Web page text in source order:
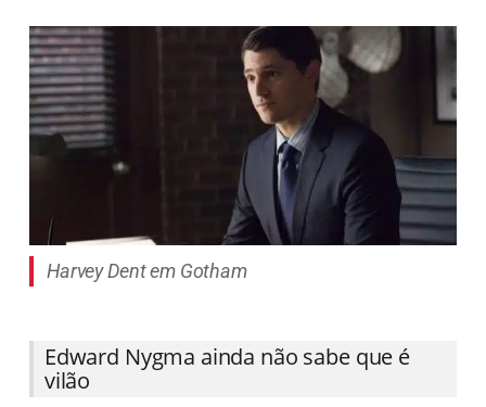
Harvey Dent em Gotham
Edward Nygma ainda não sabe que é
vilão